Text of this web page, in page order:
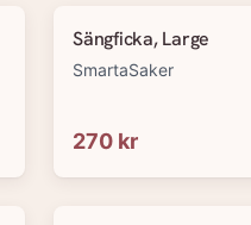
Sängficka, Large
SmartaSaker
270 kr